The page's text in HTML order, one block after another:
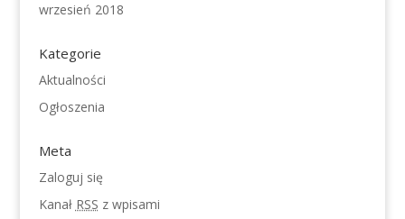
wrzesień 2018
Kategorie
Aktualności
Ogłoszenia
Meta
Zaloguj się
Kanał RSS z wpisami